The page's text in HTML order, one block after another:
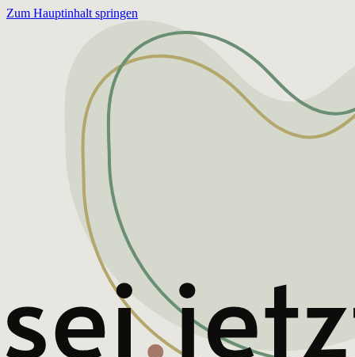
Zum Hauptinhalt springen